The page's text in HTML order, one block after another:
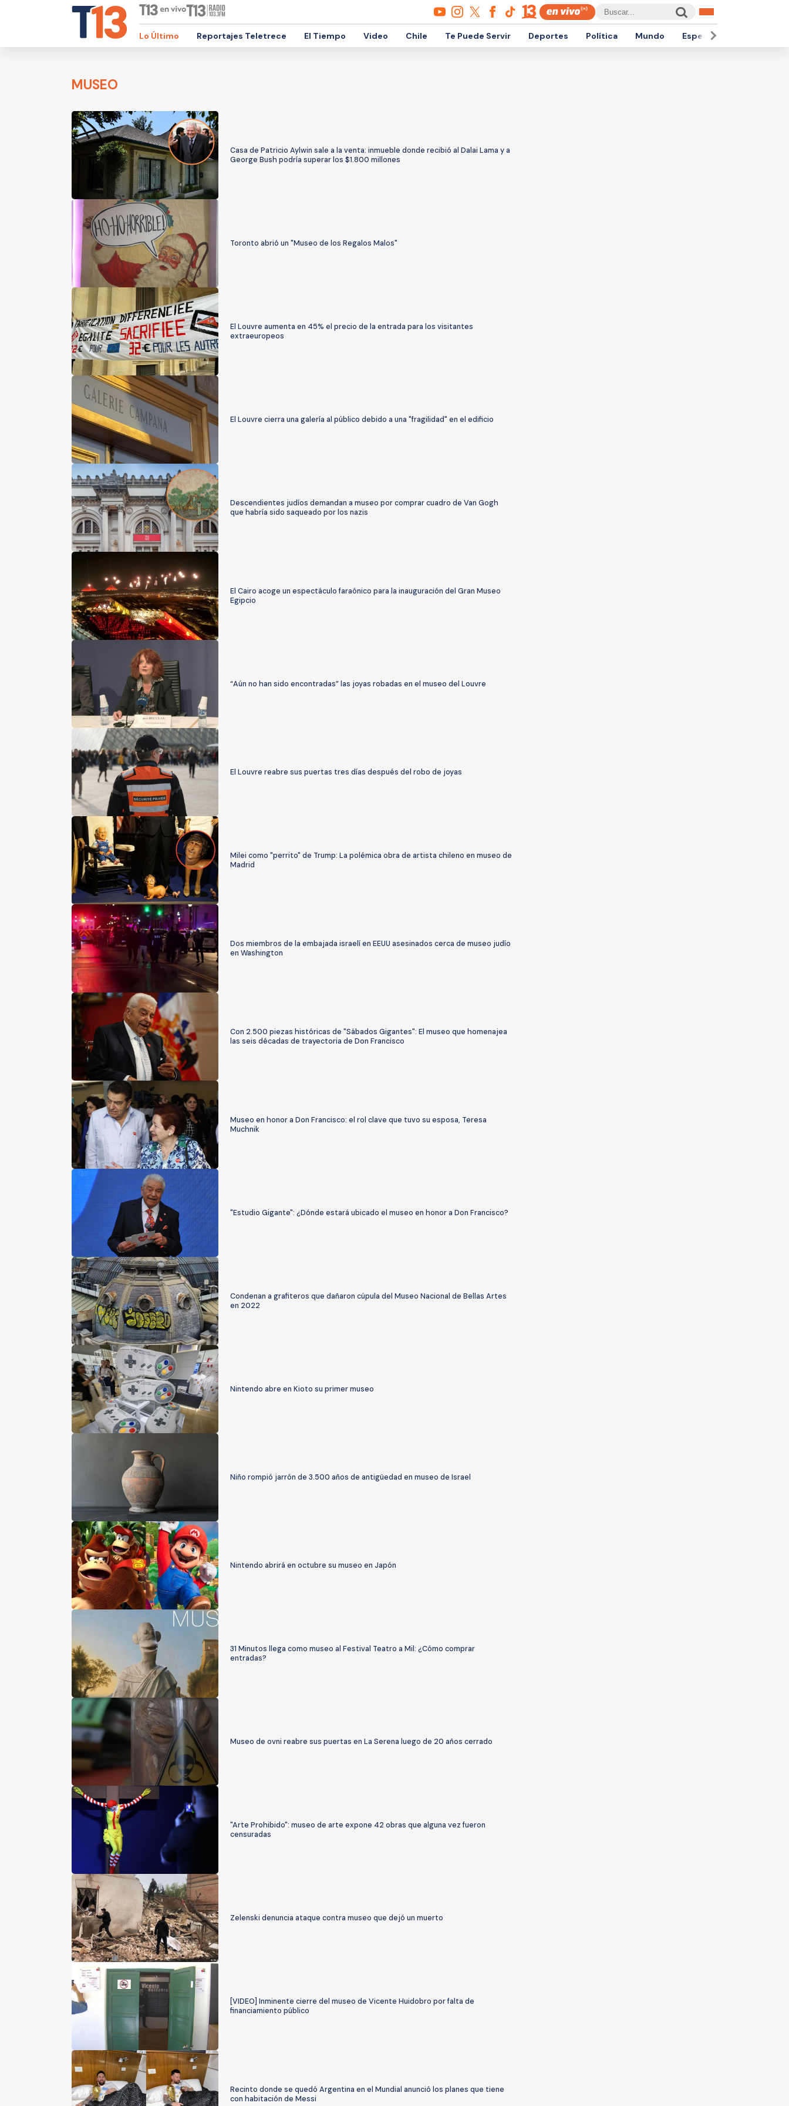
Lo Último Reportajes Teletrece El Tiempo Video Chile Te Puede Servir Deportes Política Mundo Espectáculos
MUSEO
Casa de Patricio Aylwin sale a la venta: inmueble donde recibió al Dalai Lama y a
George Bush podría superar los $1.800 millones
Toronto abrió un "Museo de los Regalos Malos"
El Louvre aumenta en 45% el precio de la entrada para los visitantes
extraeuropeos
El Louvre cierra una galería al público debido a una "fragilidad" en el edificio
Descendientes judíos demandan a museo por comprar cuadro de Van Gogh
que habría sido saqueado por los nazis
El Cairo acoge un espectáculo faraónico para la inauguración del Gran Museo
Egipcio
“Aún no han sido encontradas” las joyas robadas en el museo del Louvre
El Louvre reabre sus puertas tres días después del robo de joyas
Milei como "perrito" de Trump: La polémica obra de artista chileno en museo de
Madrid
Dos miembros de la embajada israelí en EEUU asesinados cerca de museo judío
en Washington
Con 2.500 piezas históricas de "Sábados Gigantes": El museo que homenajea
las seis décadas de trayectoria de Don Francisco
Museo en honor a Don Francisco: el rol clave que tuvo su esposa, Teresa
Muchnik
"Estudio Gigante": ¿Dónde estará ubicado el museo en honor a Don Francisco?
Condenan a grafiteros que dañaron cúpula del Museo Nacional de Bellas Artes
en 2022
Nintendo abre en Kioto su primer museo
Niño rompió jarrón de 3.500 años de antigüedad en museo de Israel
Nintendo abrirá en octubre su museo en Japón
31 Minutos llega como museo al Festival Teatro a Mil: ¿Cómo comprar
entradas?
Museo de ovni reabre sus puertas en La Serena luego de 20 años cerrado
"Arte Prohibido": museo de arte expone 42 obras que alguna vez fueron
censuradas
Zelenski denuncia ataque contra museo que dejó un muerto
[VIDEO] Inminente cierre del museo de Vicente Huidobro por falta de
financiamiento público
Recinto donde se quedó Argentina en el Mundial anunció los planes que tiene
con habitación de Messi